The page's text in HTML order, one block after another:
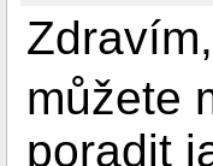
Zdravím,
můžete
poradit